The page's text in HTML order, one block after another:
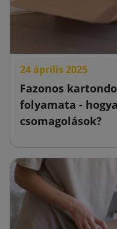
24 április 2025
Fazonos
folyamata -
csomagolások?